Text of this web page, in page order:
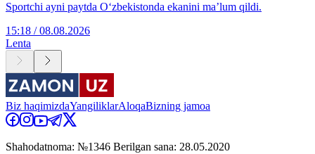
Sportchi ayni paytda O‘zbekistonda ekanini ma’lum qildi.
15:18 / 08.08.2026
Lenta
Biz haqimizdaYangiliklarAloqaBizning jamoa
Shahodatnoma: №1346 Berilgan sana: 28.05.2020